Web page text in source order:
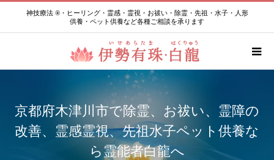
神技療法 ®・ヒーリング・霊感・霊視・お祓い・除霊・先祖・水子・人形
供養・ペット供養など各種ご相談を承ります
京都府木津川市で除霊、お祓い、霊障の
改善、霊感霊視、先祖水子ペット供養な
ら霊能者白龍へ